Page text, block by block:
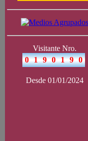
Visitante Nro.
Desde 01/01/2024